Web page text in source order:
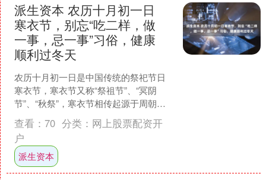
派生资本 农历十月初一日
寒衣节，别忘“吃二样，做
一事，忌一事”习俗，健康
顺利过冬天
农历十月初一日是中国传统的祭祀节日
寒衣节，寒衣节又称“祭祖节”、“冥阴
节”、“秋祭”，寒衣节相传起源于周朝，
当时寒衣节被称为“授衣节”，宋朝将这一
习俗移至十月朔....
查看： 70 分类： 网上股票配资开
户
派生资本